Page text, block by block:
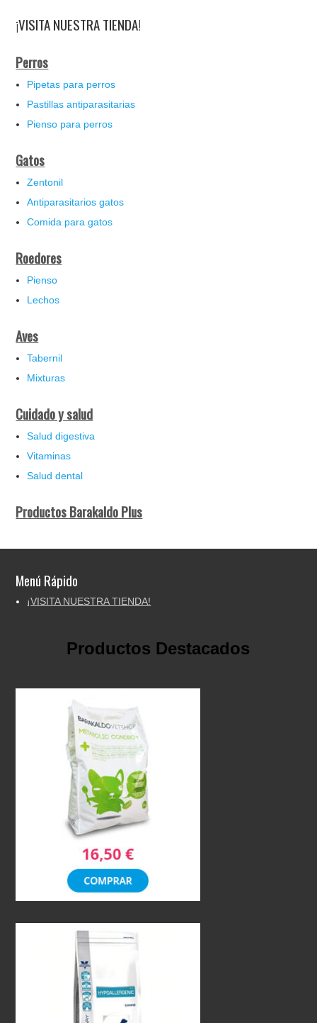
¡VISITA NUESTRA TIENDA!
Perros
Pipetas para perros
Pastillas antiparasitarias
Pienso para perros
Gatos
Zentonil
Antiparasitarios gatos
Comida para gatos
Roedores
Pienso
Lechos
Aves
Tabernil
Mixturas
Cuidado y salud
Salud digestiva
Vitaminas
Salud dental
Productos Barakaldo Plus
Menú Rápido
¡VISITA NUESTRA TIENDA!
Productos Destacados